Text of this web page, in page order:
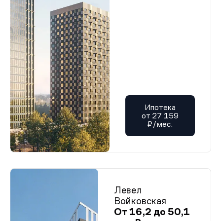
Проектная декларация от 12.01.2026 г.
Проектная декларация от 12.01.2026 г.
Проектная декларация от 12.01.2026 г.
Проектная декларация от 12.01.2026 г.
Проектная декларация от 12.01.2026 г.
Проектная декларация от 12.01.2026 г.
Проектная декларация от 12.01.2026 г.
Проектная декларация от 12.01.2026 г.
Проектная декларация от 12.01.2026 г.
Проектная декларация от 12.01.2026 г.
Проектная декларация от 12.01.2026 г.
Проектная декларация от 12.01.2026 г.
Проектная декларация от 12.01.2026 г.
Проектная декларация от 12.01.2026 г.
Проектная декларация от 12.01.2026 г.
Проектная декларация от 12.01.2026 г.
Проектная декларация от 03.02.2026 г.
Проектная декларация от 12.01.2026 г.
Проектная декларация от 12.01.2026 г.
Проектная декларация от 12.01.2026 г.
Проектная декларация от 12.01.2026 г.
Проектная декларация от 12.01.2026 г.
Проектная декларация от 12.01.2026 г.
Ипотека
от 27 159
₽/мес.
Левел
Войковская
От 16,2 до 50,1